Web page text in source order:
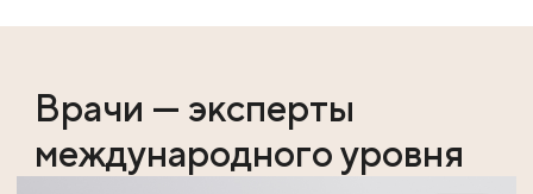
Врачи — эксперты
международного уровня